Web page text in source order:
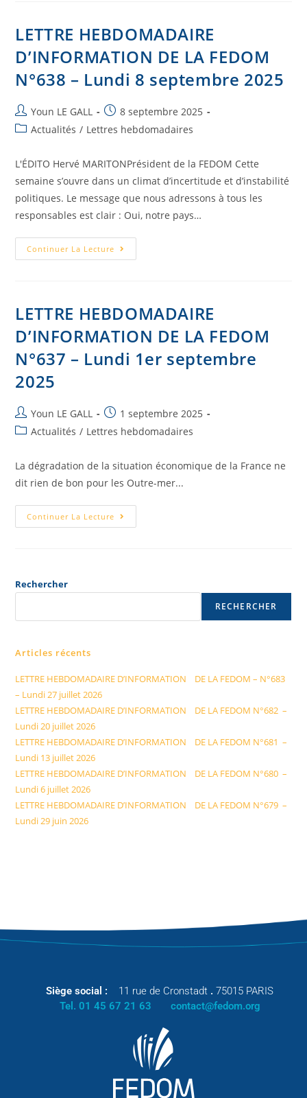
LETTRE HEBDOMADAIRE
D’INFORMATION DE LA FEDOM
N°638 – Lundi 8 septembre 2025
Youn LE GALL
8 septembre 2025
Actualités / Lettres hebdomadaires
L'ÉDITO Hervé MARITONPrésident de la FEDOM Cette
semaine s’ouvre dans un climat d’incertitude et d’instabilité
politiques. Le message que nous adressons à tous les
responsables est clair : Oui, notre pays…
Continuer La Lecture
LETTRE HEBDOMADAIRE
D’INFORMATION DE LA FEDOM
N°637 – Lundi 1er septembre
2025
Youn LE GALL
1 septembre 2025
Actualités / Lettres hebdomadaires
La dégradation de la situation économique de la France ne
dit rien de bon pour les Outre-mer...
Continuer La Lecture
Rechercher
RECHERCHER
Articles récents
LETTRE HEBDOMADAIRE D’INFORMATION DE LA FEDOM – N°683
– Lundi 27 juillet 2026
LETTRE HEBDOMADAIRE D’INFORMATION DE LA FEDOM N°682 –
Lundi 20 juillet 2026
LETTRE HEBDOMADAIRE D’INFORMATION DE LA FEDOM N°681 –
Lundi 13 juillet 2026
LETTRE HEBDOMADAIRE D’INFORMATION DE LA FEDOM N°680 –
Lundi 6 juillet 2026
LETTRE HEBDOMADAIRE D’INFORMATION DE LA FEDOM N°679 –
Lundi 29 juin 2026
Siège social : 11 rue de Cronstadt . 75015 PARIS
Tel. 01 45 67 21 63 contact@fedom.org